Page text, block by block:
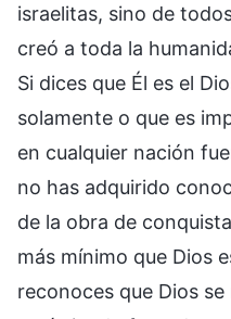
israelitas, sino de
creó a toda la
Si dices que Él es el
solamente o que es
en cualquier nación
no has adquirido
de la obra de
más mínimo que Dios
reconoces que Dios